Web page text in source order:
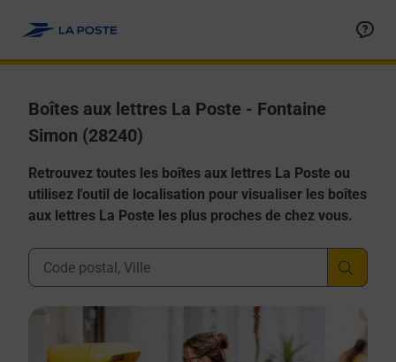
Boîtes aux lettres La Poste - Fontaine
Simon (28240)
Retrouvez toutes les boîtes aux lettres La Poste ou
utilisez l'outil de localisation pour visualiser les boîtes
aux lettres La Poste les plus proches de chez vous.
Ville, Département, Code Postal